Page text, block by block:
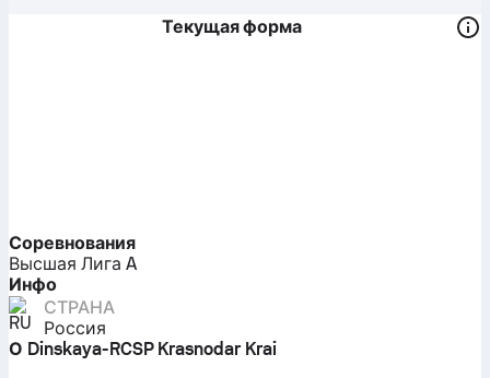
Текущая форма
Соревнования
Высшая Лига A
Инфо
СТРАНА
Россия
О Dinskaya-RCSP Krasnodar Krai